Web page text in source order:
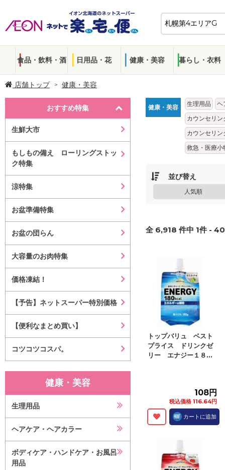
食品・飲料・酒 日用品・花 健康・美容 暮らし・衣料
店舗トップ 健康・美容
おすすめ特集
生鮮大市
もしもの備え ローリングストッ
ク特集
涼特集
お盆準備特集
お盆の団らん
大容量のお肉特集
価格凍結！
【予告】ネットスーパー特別価格
【便利なまとめ買い】
コツコツコスパ。
健康・美容
生理用品
ヘアケア・ヘアカラー
ボディケア・ハンドケア・お風呂
用品
健康・美容 生理用品
ヘ
カウンセリ
カウンセリ
救急・医療小
並び替え
人気順
全 6,918 件中 1件 - 40
トップバリュ ベスト
プライス ドリンクゼ
リー エナジー１８...
108円
税込価格 116.64円
カートに追加